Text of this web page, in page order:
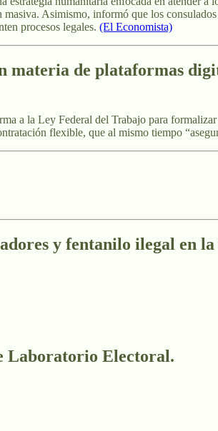
Asimismo, informó que los
procesos legales. (El Economista)
materia de plataformas
a la Ley Federal del Trabajo para
flexible, que al mismo tiempo
y fentanilo ilegal en
Laboratorio Electoral.